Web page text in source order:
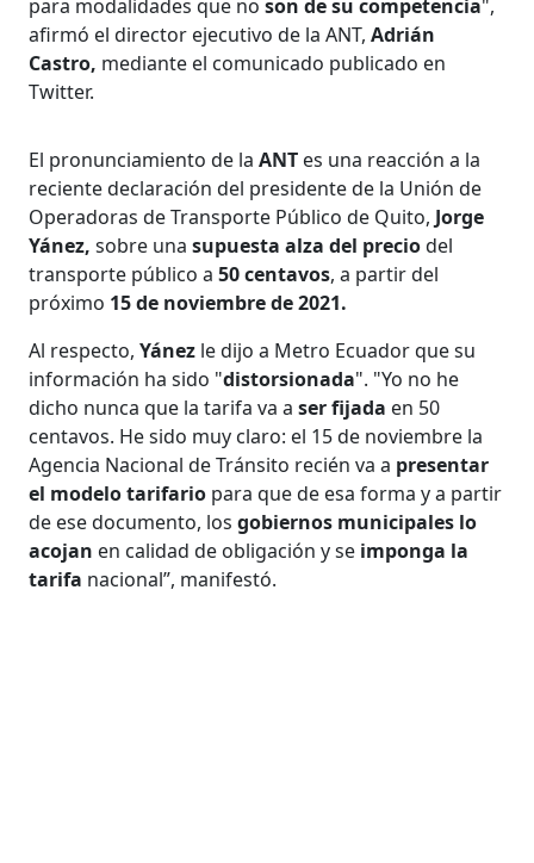
para modalidades que noson de su competencia",
afirmó el director ejecutivo de la ANT,Adrián
Castro, mediante el comunicado publicado en
Twitter.
El pronunciamiento de laANT es una reacción a la
reciente declaración del presidente de la Unión de
Operadoras de Transporte Público de Quito, Jorge
Yánez, sobre unasupuesta alza del preciodel
transporte público a50 centavos, a partir del
próximo 15 de noviembre de 2021.
Al respecto,Yánez le dijo a Metro Ecuador que su
información ha sido "distorsionada". "Yo no he
dicho nunca que la tarifa va aser fijada en 50
centavos. He sido muy claro: el 15 de noviembre la
Agencia Nacional de Tránsito recién va a presentar
el modelo tarifario para que de esa forma y a partir
de ese documento, los gobiernos municipales lo
acojan en calidad de obligación y se imponga la
tarifa nacional”, manifestó.